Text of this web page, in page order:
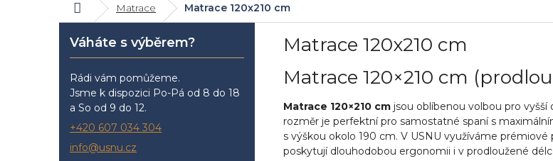
O USNU Kontakty
DomůMatrace Matrace 120x210 cm
Váháte s výběrem?
Rádi vám pomůžeme.
Jsme k dispozici Po-Pá od 8 do 18
a So od 9 do 12.
+420 607 034 304
info@usnu.cz
Matrace 120x210 cm
Matrace 120×210 cm
Matrace 120×210 cm jsou oblíbenou volbou pro
rozměr je perfektní pro samostatné spaní s
s výškou okolo 190 cm. V USNU využíváme prémiové
poskytují dlouhodobou ergonomii i v prodloužené